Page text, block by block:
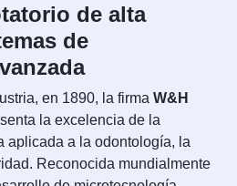
de alta
de
en 1890, la firma W&H
la excelencia de la
aplicada a la odontología, la
Reconocida mundialmente